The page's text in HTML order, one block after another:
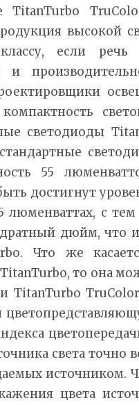
высокой
если
и
светодиоды
55
достигнут
люменваттах, с
дюйм, что и
Что же
то она
TitanTurbo
света точно
источником.
цвета